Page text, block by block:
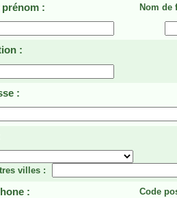
prénom : Nom de
:
:
villes :
: Code